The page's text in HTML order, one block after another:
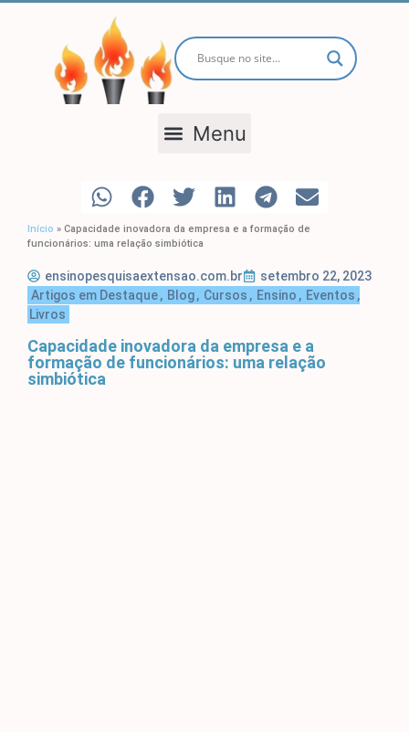
Início » Capacidade inovadora da empresa e a formação de
funcionários: uma relação simbiótica
ensinopesquisaextensao.com.br
setembro 22, 2023
Artigos em Destaque, Blog, Cursos , Ensino , Eventos ,
Livros
Capacidade inovadora da empresa e a
formação de funcionários: uma relação
simbiótica